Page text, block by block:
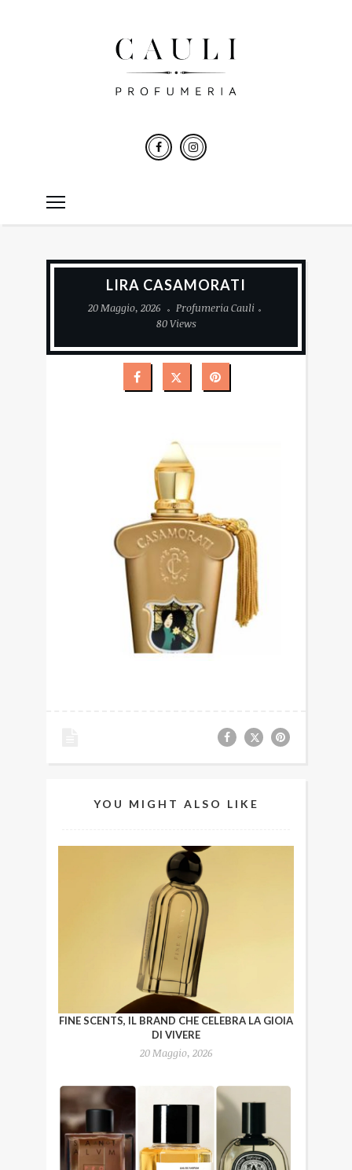
LIRA CASAMORATI
20 Maggio, 2026
Profumeria Cauli
80 Views
YOU MIGHT ALSO LIKE
FINE SCENTS, IL BRAND CHE CELEBRA LA GIOIA
DI VIVERE
20 Maggio, 2026